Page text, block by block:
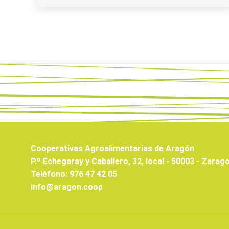
Cooperativas Agroalimentarias de Aragón
P.º Echegaray y Caballero, 32, local - 50003 -
Teléfono: 976 47 42 05
info@aragon.coop